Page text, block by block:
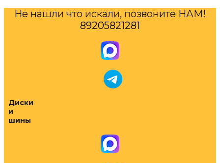
Не нашли что искали, позвоните НАМ!
89205821281
Диски
и
шины